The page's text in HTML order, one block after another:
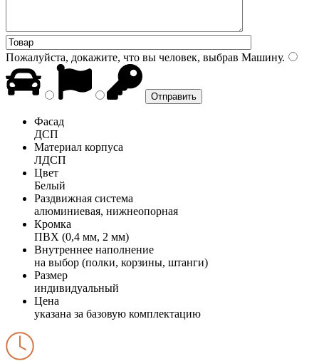
Пожалуйста, докажите, что вы человек, выбрав Машину.
Фасад
ДСП
Материал корпуса
ЛДСП
Цвет
Белый
Раздвижная система
алюминиевая, нижнеопорная
Кромка
ПВХ (0,4 мм, 2 мм)
Внутреннее наполнение
на выбор (полки, корзины, штанги)
Размер
индивидуальный
Цена
указана за базовую комплектацию